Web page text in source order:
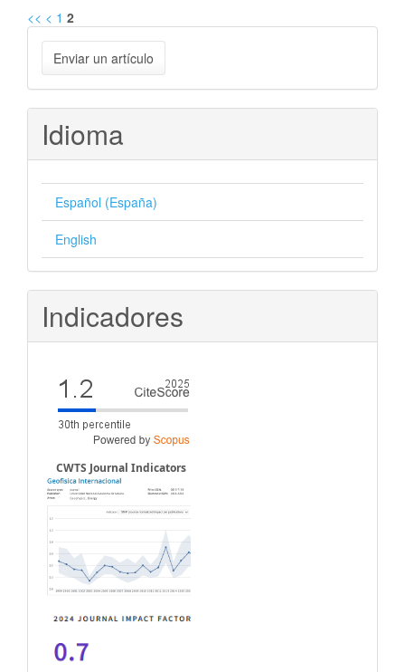
<< < 1 2
Enviar
un
artículo
Enviar un artículo
Idioma
Español (España)
English
Indicadores
CWTS Journal Indicators